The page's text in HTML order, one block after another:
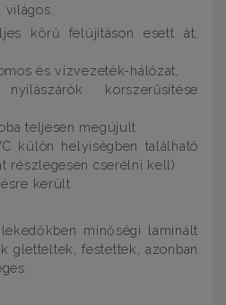
körű felújításon esett át,
és vízvezeték-hálózat,
korszerűsítése
teljesen megújult
külön helyiségben található
részlegesen cserélni kell)
került
minőségi laminált
gletteltek, festettek, azonban